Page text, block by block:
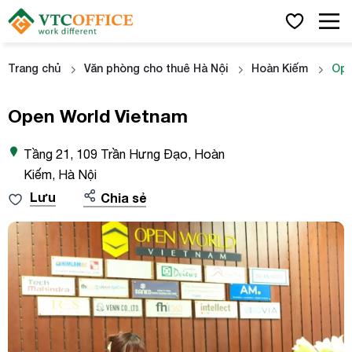
Trang chủ Văn phòng cho thuê Hà Nội Hoàn Kiếm
Open World Vietnam
Tầng 21, 109 Trần Hưng Đạo, Hoàn
Kiếm, Hà Nội
Lưu Chia sẻ